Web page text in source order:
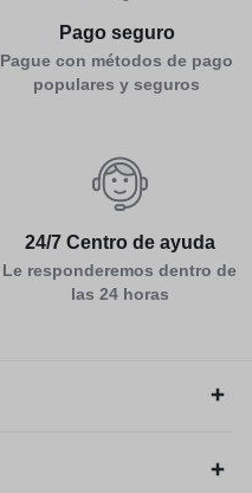
Pago seguro
Pague con métodos de pago
populares y seguros
24/7 Centro de ayuda
Le responderemos dentro de
las 24 horas